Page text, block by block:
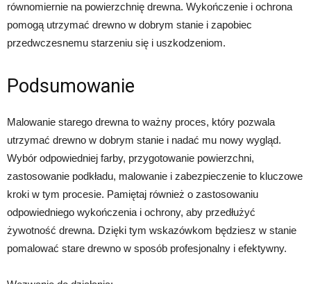
równomiernie na powierzchnię drewna. Wykończenie i ochrona
pomogą utrzymać drewno w dobrym stanie i zapobiec
przedwczesnemu starzeniu się i uszkodzeniom.
Podsumowanie
Malowanie starego drewna to ważny proces, który pozwala
utrzymać drewno w dobrym stanie i nadać mu nowy wygląd.
Wybór odpowiedniej farby, przygotowanie powierzchni,
zastosowanie podkładu, malowanie i zabezpieczenie to kluczowe
kroki w tym procesie. Pamiętaj również o zastosowaniu
odpowiedniego wykończenia i ochrony, aby przedłużyć
żywotność drewna. Dzięki tym wskazówkom będziesz w stanie
pomalować stare drewno w sposób profesjonalny i efektywny.